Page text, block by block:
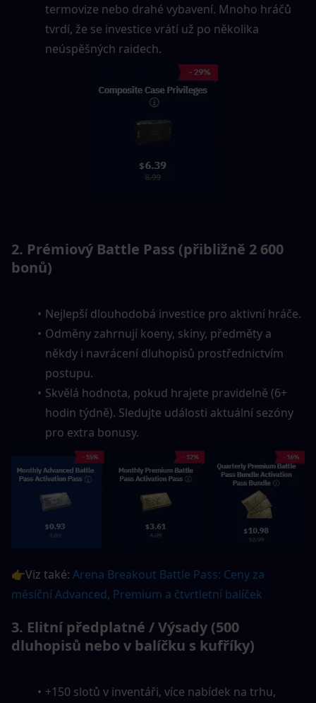
termovize nebo drahé vybavení. Mnoho hráčů
tvrdí, že se investice vrátí už po několika
neúspěšných raidech.
2. Prémiový Battle Pass (přibližně 2 600
bonů)
Nejlepší dlouhodobá investice pro aktivní hráče.
Odměny zahrnují koeny, skiny, předměty a
někdy i navrácení dluhopisů prostřednictvím
postupu.
Skvělá hodnota, pokud hrajete pravidelně (6+
hodin týdně). Sledujte události aktuální sezóny
pro extra bonusy.
👉Viz také: Arena Breakout Battle Pass: Ceny za
měsíční Advanced, Premium a čtvrtletní balíček
3. Elitní předplatné / Výsady (500
dluhopisů nebo v balíčku s kufříky)
+150 slotů v inventáři, více nabídek na trhu,